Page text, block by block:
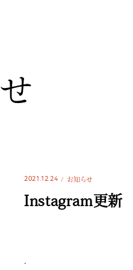
せ
2021.12.24 お知らせ
Instagram更新